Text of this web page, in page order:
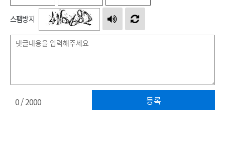
스팸방지
등록
0/ 2000